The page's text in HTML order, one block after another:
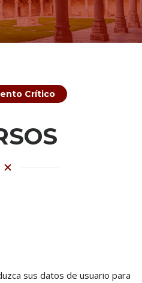
Crítico
sus datos de usuario para